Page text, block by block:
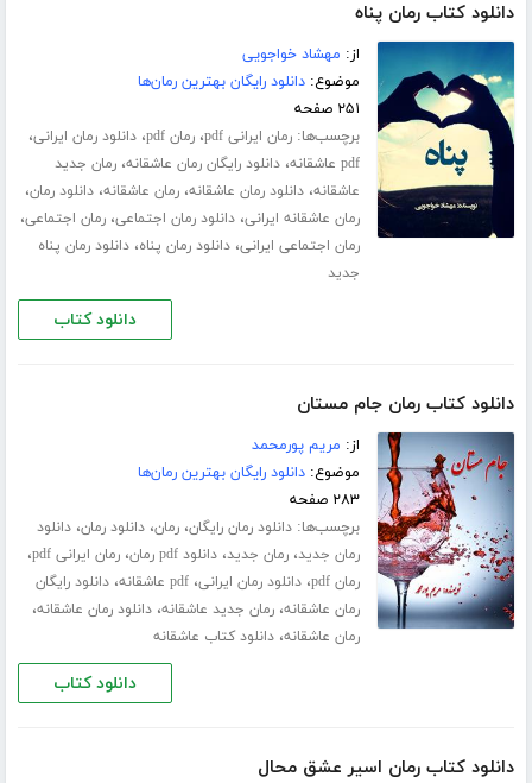
دانلود کتاب رمان پناه
از: مهشاد خواجویی
موضوع:دانلود رایگان بهترین رمان‌ها
۲۵۱ صفحه
برچسب‌ها:رمان ایرانی pdf ،رمان pdf ،دانلود رمان ایرانی،
pdf عاشقانه ،دانلود رایگان رمان عاشقانه،رمان جدید
عاشقانه،دانلود رمان عاشقانه،رمان عاشقانه،دانلود رمان،
رمان عاشقانه ایرانی،دانلود رمان اجتماعی،رمان اجتماعی،
رمان اجتماعی ایرانی،دانلود رمان پناه،دانلود رمان پناه
جدید
دانلود کتاب
دانلود کتاب رمان جام مستان
از: مریم پورمحمد
موضوع:دانلود رایگان بهترین رمان‌ها
۲۸۳ صفحه
برچسب‌ها:دانلود رمان رایگان،رمان،دانلود رمان،دانلود
رمان جدید،رمان جدید،دانلود pdf رمان ،رمان ایرانی pdf ،
رمان pdf ،دانلود رمان ایرانی،pdf عاشقانه ،دانلود رایگان
رمان عاشقانه،رمان جدید عاشقانه،دانلود رمان عاشقانه،
رمان عاشقانه،دانلود کتاب عاشقانه
دانلود کتاب
دانلود کتاب رمان اسیر عشق محال